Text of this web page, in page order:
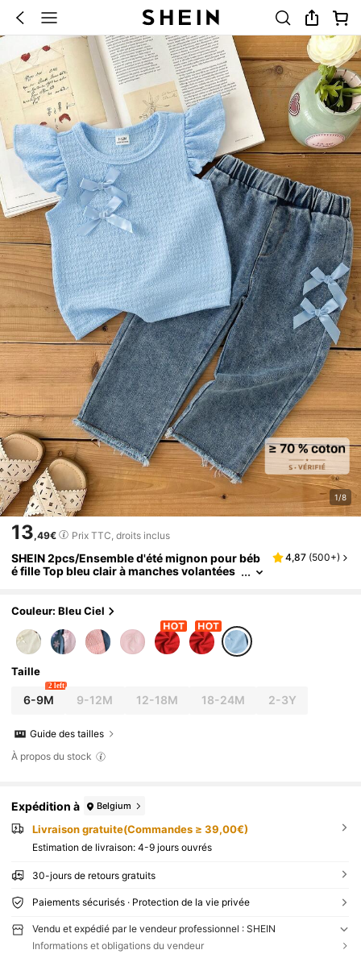
1/8
13,49€ Prix TTC, droits inclus
SHEIN 2pcs/Ensemble d'été mignon pour béb
é fille Top bleu clair à manches volantées
4,87 (500+)
Couleur: Bleu Ciel
Taille
6-9M
2 left
9-12M 12-18M 18-24M 2-3Y
Guide des tailles
À propos du stock
Expédition à Belgium
Livraison gratuite(Commandes ≥ 39,00€)
Estimation de livraison: 4-9 jours ouvrés
30-jours de retours gratuits
Paiements sécurisés · Protection de la vie privée
Vendu et expédié par le vendeur professionnel : SHEIN
Informations et obligations du vendeur